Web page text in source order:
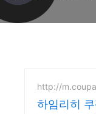
http://
하임리히